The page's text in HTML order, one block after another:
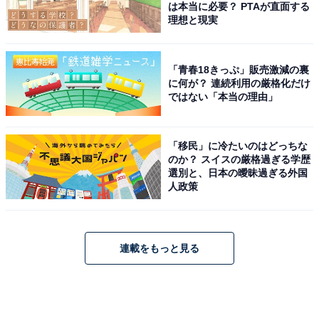
は本当に必要？ PTAが直面する
理想と現実
「青春18きっぷ」販売激減の裏
に何が？ 連続利用の厳格化だけ
ではない「本当の理由」
「移民」に冷たいのはどっちな
のか？ スイスの厳格過ぎる学歴
選別と、日本の曖昧過ぎる外国
人政策
連載をもっと見る